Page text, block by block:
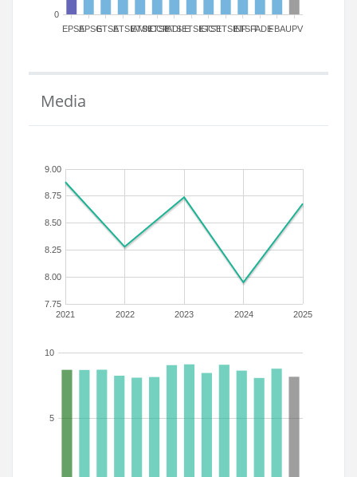
EPSAEPSGETSAETSIAMN
ETSICCP
ETSIADI
ETSIEETSIGCT
ETSIIETSINFETSITFADEFBAUPV
0
Media
2021 2022 2023 2024 2025
7.75
8.00
8.25
8.50
8.75
9.00
5
10